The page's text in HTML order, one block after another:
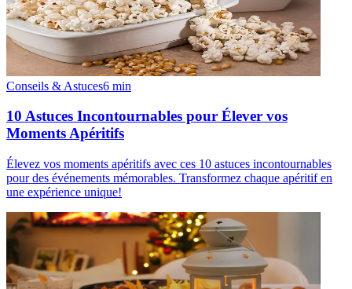
Conseils & Astuces6 min
10 Astuces Incontournables pour Élever vos
Moments Apéritifs
Élevez vos moments apéritifs avec ces 10 astuces incontournables
pour des événements mémorables. Transformez chaque apéritif en
une expérience unique!